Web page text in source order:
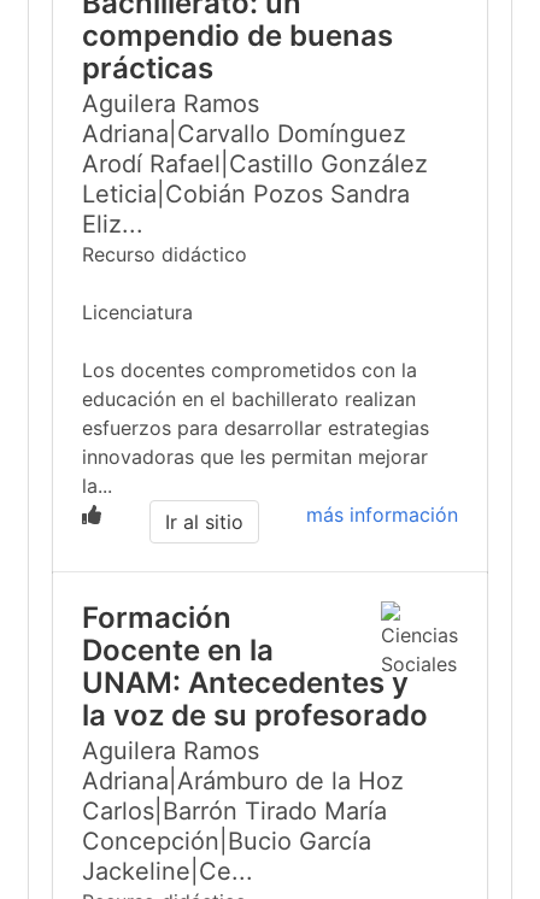
compendio de buenas
prácticas
Aguilera Ramos
Adriana|Carvallo Domínguez
Arodí Rafael|Castillo González
Leticia|Cobián Pozos Sandra
Eliz...
Recurso didáctico
Licenciatura
Los docentes comprometidos con la
educación en el bachillerato realizan
esfuerzos para desarrollar estrategias
innovadoras que les permitan mejorar
la...
más información
Ir al sitio
Formación
Docente en la
UNAM: Antecedentes y
la voz de su profesorado
Aguilera Ramos
Adriana|Arámburo de la Hoz
Carlos|Barrón Tirado María
Concepción|Bucio García
Jackeline|Ce...